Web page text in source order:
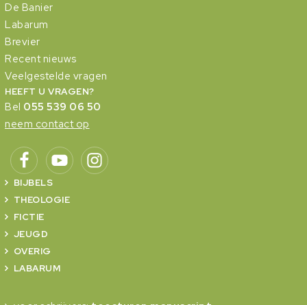
De Banier
Labarum
Brevier
Recent nieuws
Veelgestelde vragen
HEEFT U VRAGEN?
Bel 055 539 06 50
neem contact op
BIJBELS
THEOLOGIE
FICTIE
JEUGD
OVERIG
LABARUM